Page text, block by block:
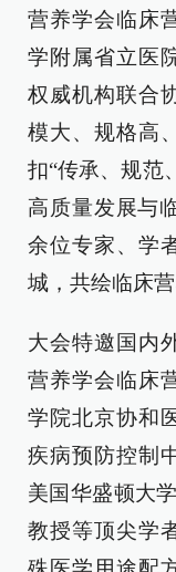
营养学会临床
学附属省立医
权威机构联合
模大、规格高
扣“传承、规范
高质量发展与
余位专家、学
城，共绘临床
大会特邀国内
营养学会临床
学院北京协和
疾病预防控制
美国华盛顿大
教授等顶尖学